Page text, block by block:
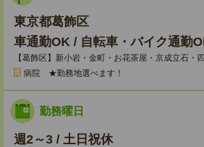
東京都葛飾区
車通勤OK / 自転車・バイク通勤
【葛飾区】新小岩・金町・お花茶屋・京成立石・
病院 ★勤務地選べます！
勤務曜日
週2～3 / 土日祝休